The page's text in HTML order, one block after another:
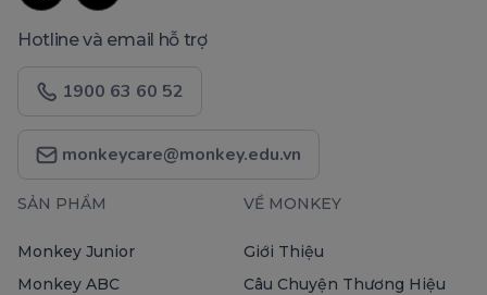
Hotline và email hỗ trợ
1900 63 60 52
monkeycare@monkey.edu.vn
SẢN PHẨM
Monkey Junior
Monkey ABC
VỀ MONKEY
Giới Thiệu
Câu Chuyện Thương Hiệu